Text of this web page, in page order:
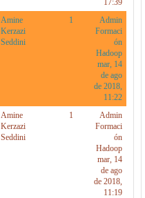
17:39
Amine
Kerzazi
Seddini
1
Admin
Formaci
ón
Hadoop
mar, 14
de ago
de 2018,
11:22
Amine
Kerzazi
Seddini
1
Admin
Formaci
ón
Hadoop
mar, 14
de ago
de 2018,
11:19